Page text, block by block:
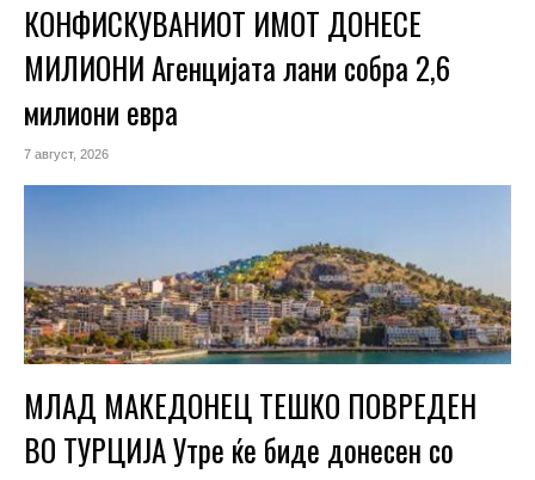
КОНФИСКУВАНИОТ ИМОТ ДОНЕСЕ
МИЛИОНИ Агенцијата лани собра 2,6
милиони евра
7 август, 2026
МЛАД МАКЕДОНЕЦ ТЕШКО ПОВРЕДЕН
ВО ТУРЦИЈА Утре ќе биде донесен со